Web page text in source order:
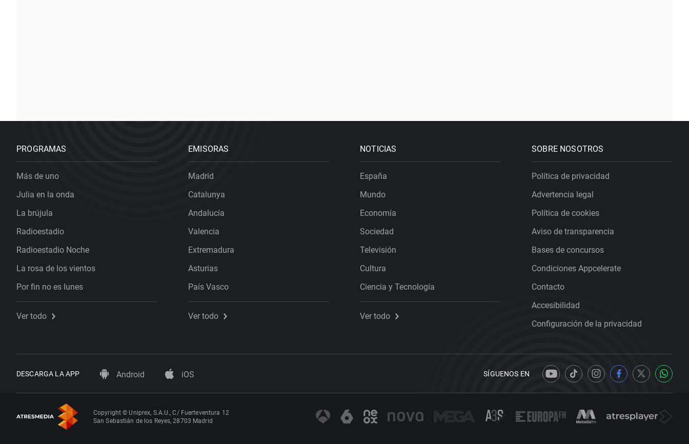
PROGRAMAS
Más de uno
Julia en la onda
La brújula
Radioestadio
Radioestadio Noche
La rosa de los vientos
Por fin no es lunes
Ver todo
EMISORAS
Madrid
Catalunya
Andalucía
Valencia
Extremadura
Asturias
País Vasco
Ver todo
NOTICIAS
España
Mundo
Economía
Sociedad
Televisión
Cultura
Ciencia y Tecnología
Ver todo
SOBRE NOSOTROS
Política de privacidad
Advertencia legal
Política de cookies
Aviso de transparencia
Bases de concursos
Condiciones Appcelerate
Contacto
Accesibilidad
Configuración de la privacidad
DESCARGA LA APP Android iOS SÍGUENOS EN
Copyright © Uniprex, S.A.U., C/ Fuerteventura 12
San Sebastián de los Reyes, 28703 Madrid